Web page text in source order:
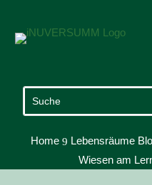
Home 9 Lebensräume
Wiesen am